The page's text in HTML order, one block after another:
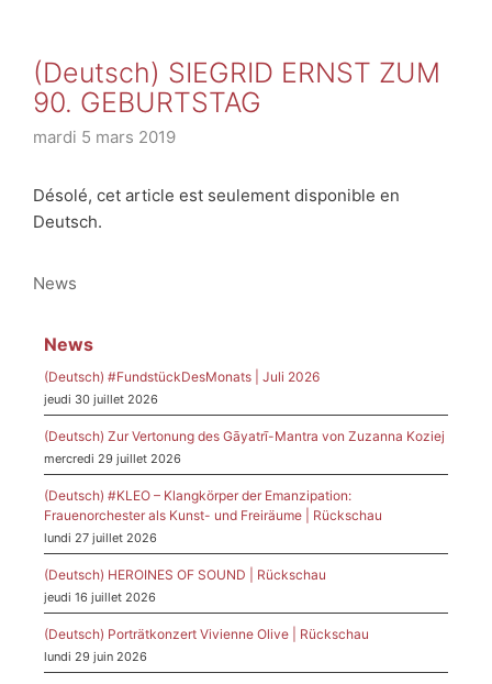
(Deutsch) SIEGRID ERNST ZUM
90. GEBURTSTAG
mardi 5 mars 2019
Désolé, cet article est seulement disponible en
Deutsch.
Catégories
News
News
(Deutsch) #FundstückDesMonats | Juli 2026
jeudi 30 juillet 2026
(Deutsch) Zur Vertonung des Gāyatrī-Mantra von Zuzanna Koziej
mercredi 29 juillet 2026
(Deutsch) #KLEO – Klangkörper der Emanzipation:
Frauenorchester als Kunst- und Freiräume | Rückschau
lundi 27 juillet 2026
(Deutsch) HEROINES OF SOUND | Rückschau
jeudi 16 juillet 2026
(Deutsch) Porträtkonzert Vivienne Olive | Rückschau
lundi 29 juin 2026